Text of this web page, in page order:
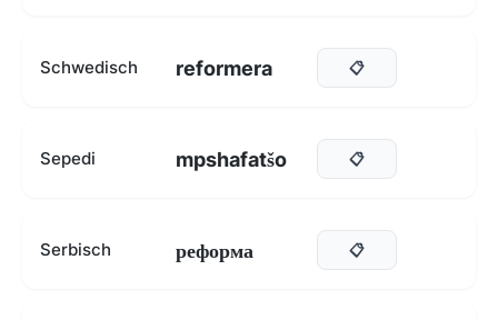
Schwedisch reformera 📋
Sepedi mpshafatšo 📋
Serbisch реформа 📋